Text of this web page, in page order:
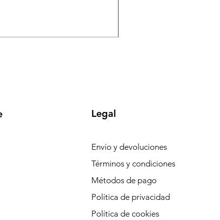
Legal
Envío y devoluciones
Términos y condiciones
Métodos de pago
Política de privacidad
Política de cookies